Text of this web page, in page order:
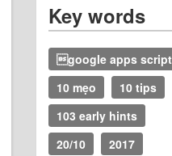
Key words
google apps script
10 mẹo
10 tips
103 early hints
20/10
2017